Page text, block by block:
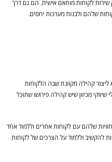
שירות לקוחות מותאם אישית. הם גם דרך
שלהם ולבנות מערכות יחסים.
ליצור קהילה מקוונת שבה הלקוחות
מכיוון שיש קהילה פירושו שתוכל
שלהם עם לקוחות אחרים וללמוד אחד
להקשיב וללמוד על הצרכים של לקוחות